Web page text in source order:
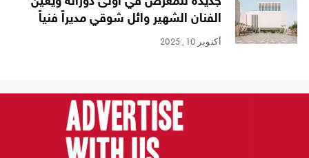
الفنان الشهير وائل شوقي مديراً فنياً
أكتوبر 10, 2025